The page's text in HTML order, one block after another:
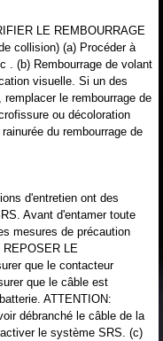
LE REMBOURRAGE
collision) (a) Procéder à
. (b) Rembourrage de volant
visuelle. Si un des
le rembourrage de
ou décoloration
du rembourrage de
d'entretien ont des
Avant d'entamer toute
mesures de précaution
LE
que le contacteur
que le câble est
ATTENTION:
débranché le câble de la
le système SRS. (c)